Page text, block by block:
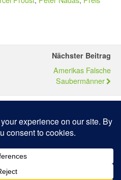
Nächster Beitrag
Amerikas Falsche
Saubermänner
Desktop